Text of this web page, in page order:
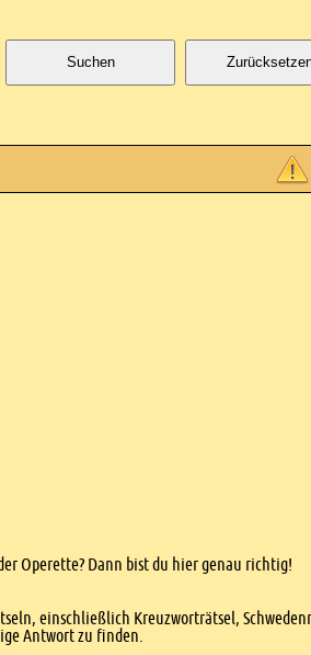
Suchen
Operette? Dann bist du hier genau richtig!
einschließlich Kreuzworträtsel,
Antwort zu finden.